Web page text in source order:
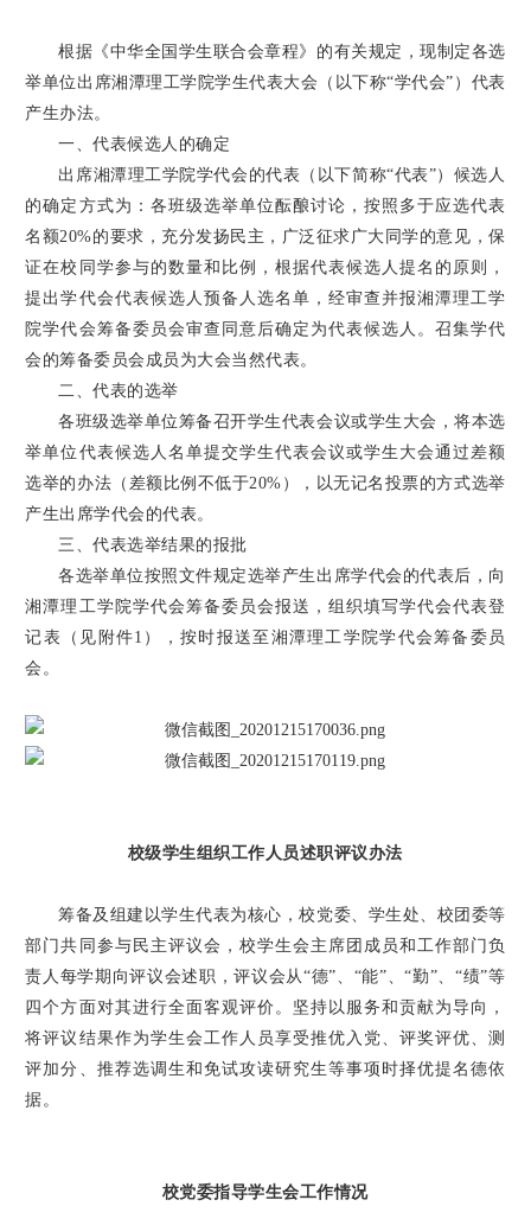
根据《中华全国学生联合会章程》的有关规定，现制定各选
举单位出席湘潭理工学院学生代表大会（以下称“学代会”）代表
产生办法。
一、代表候选人的确定
出席湘潭理工学院学代会的代表（以下简称“代表”）候选人
的确定方式为：各班级选举单位酝酿讨论，按照多于应选代表
名额20%的要求，充分发扬民主，广泛征求广大同学的意见，保
证在校同学参与的数量和比例，根据代表候选人提名的原则，
提出学代会代表候选人预备人选名单，经审查并报湘潭理工学
院学代会筹备委员会审查同意后确定为代表候选人。召集学代
会的筹备委员会成员为大会当然代表。
二、代表的选举
各班级选举单位筹备召开学生代表会议或学生大会，将本选
举单位代表候选人名单提交学生代表会议或学生大会通过差额
选举的办法（差额比例不低于20%），以无记名投票的方式选举
产生出席学代会的代表。
三、代表选举结果的报批
各选举单位按照文件规定选举产生出席学代会的代表后，向
湘潭理工学院学代会筹备委员会报送，组织填写学代会代表登
记表（见附件1），按时报送至湘潭理工学院学代会筹备委员
会。
校级学生组织工作人员述职评议办法
筹备及组建以学生代表为核心，校党委、学生处、校团委等
部门共同参与民主评议会，校学生会主席团成员和工作部门负
责人每学期向评议会述职，评议会从“德”、“能”、“勤”、“绩”等
四个方面对其进行全面客观评价。坚持以服务和贡献为导向，
将评议结果作为学生会工作人员享受推优入党、评奖评优、测
评加分、推荐选调生和免试攻读研究生等事项时择优提名德依
据。
校党委指导学生会工作情况